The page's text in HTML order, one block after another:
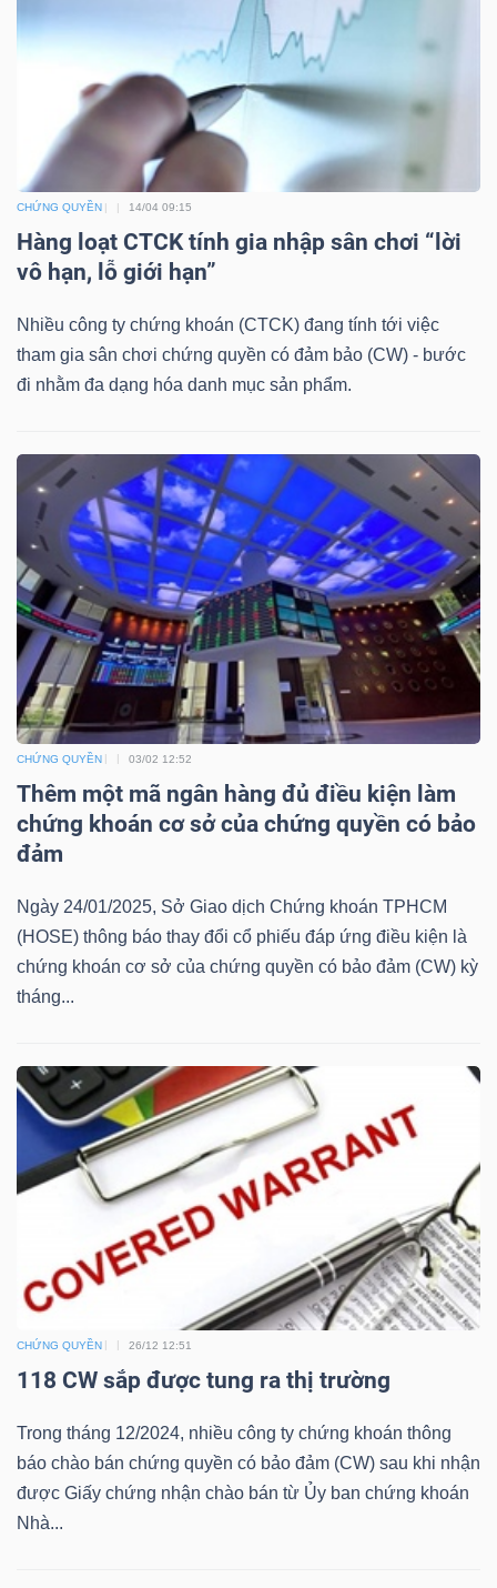
CHỨNG QUYỀN 14/04 09:15
Hàng loạt CTCK tính gia nhập sân chơi “lời
vô hạn, lỗ giới hạn”
Nhiều công ty chứng khoán (CTCK) đang tính tới việc
tham gia sân chơi chứng quyền có đảm bảo (CW) - bước
đi nhằm đa dạng hóa danh mục sản phẩm.
CHỨNG QUYỀN 03/02 12:52
Thêm một mã ngân hàng đủ điều kiện làm
chứng khoán cơ sở của chứng quyền có bảo
đảm
Ngày 24/01/2025, Sở Giao dịch Chứng khoán TPHCM
(HOSE) thông báo thay đổi cổ phiếu đáp ứng điều kiện là
chứng khoán cơ sở của chứng quyền có bảo đảm (CW) kỳ
tháng...
CHỨNG QUYỀN 26/12 12:51
118 CW sắp được tung ra thị trường
Trong tháng 12/2024, nhiều công ty chứng khoán thông
báo chào bán chứng quyền có bảo đảm (CW) sau khi nhận
được Giấy chứng nhận chào bán từ Ủy ban chứng khoán
Nhà...
ĐỘNG
chứng
khoán
(-)
Tất cả Cổ phiếu
Lãnh
đạo
(-)
Tin
tức
Bài
viết
của
tác
giả
(-)
Báo
cáo
phân
tích
(-)
Thuật
ngữ
(-)
Dịch
Đào
tạo
Sách